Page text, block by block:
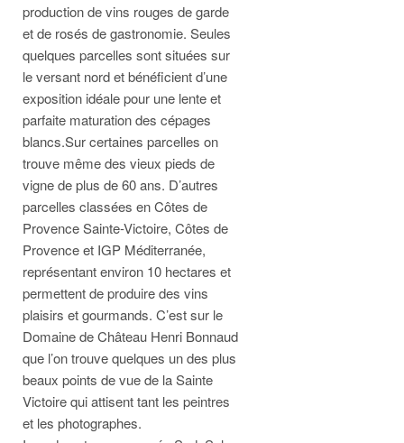
production de vins rouges de garde
et de rosés de gastronomie. Seules
quelques parcelles sont situées sur
le versant nord et bénéficient d’une
exposition idéale pour une lente et
parfaite maturation des cépages
blancs.Sur certaines parcelles on
trouve même des vieux pieds de
vigne de plus de 60 ans. D’autres
parcelles classées en Côtes de
Provence Sainte-Victoire, Côtes de
Provence et IGP Méditerranée,
représentant environ 10 hectares et
permettent de produire des vins
plaisirs et gourmands. C’est sur le
Domaine de Château Henri Bonnaud
que l’on trouve quelques un des plus
beaux points de vue de la Sainte
Victoire qui attisent tant les peintres
et les photographes.